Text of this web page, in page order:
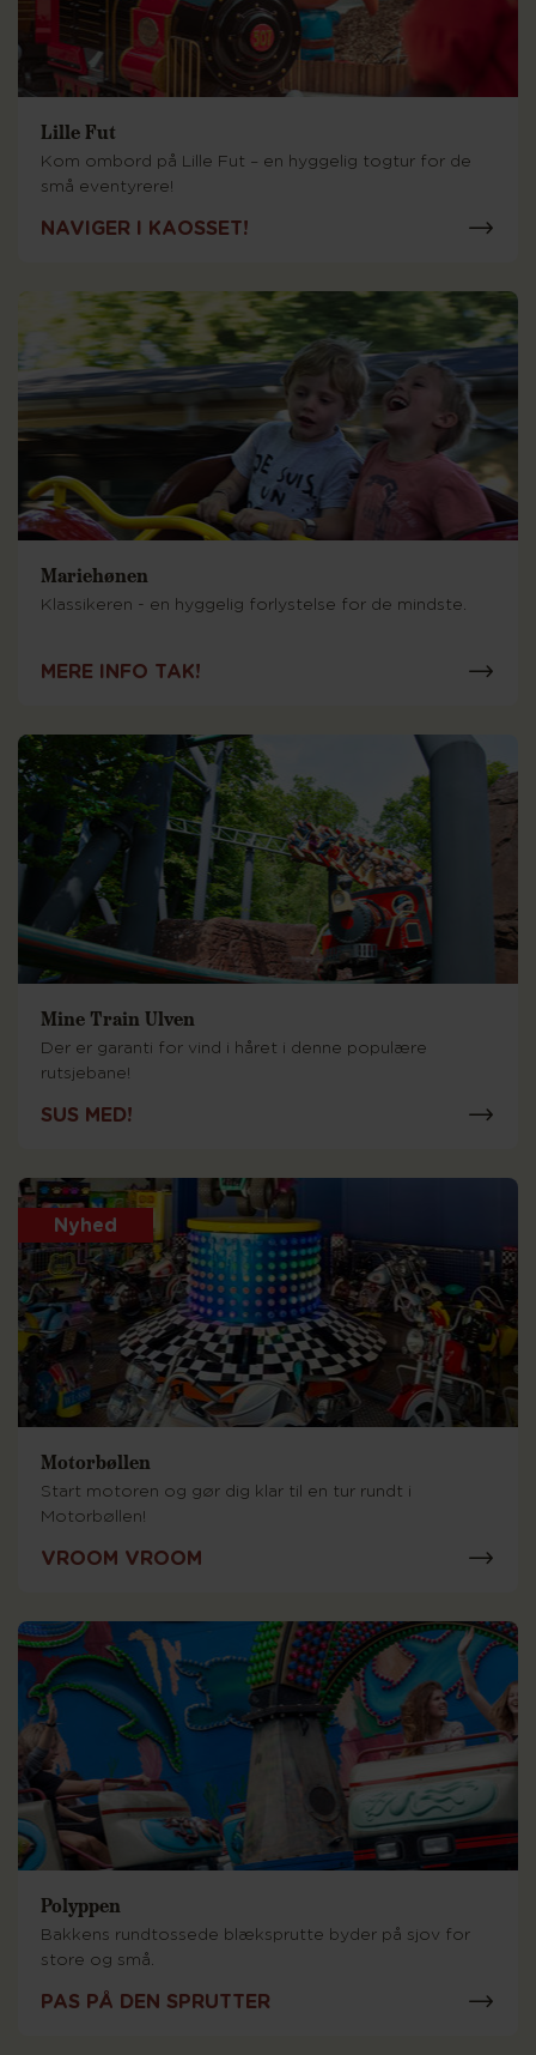
Lille Fut
Kom ombord på Lille Fut – en hyggelig togtur for de
små eventyrere!
NAVIGER I KAOSSET!
Mariehønen
Klassikeren - en hyggelig forlystelse for de mindste.
MERE INFO TAK!
Mine Train Ulven
Der er garanti for vind i håret i denne populære
rutsjebane!
SUS MED!
Nyhed
Motorbøllen
Start motoren og gør dig klar til en tur rundt i
Motorbøllen!
VROOM VROOM
Polyppen
Bakkens rundtossede blæksprutte byder på sjov for
store og små.
PAS PÅ DEN SPRUTTER